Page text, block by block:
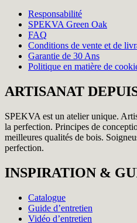
Responsabilité
SPEKVA Green Oak
FAQ
Conditions de vente et de
Garantie de 30 Ans
Politique en matière de
ARTISANAT
SPEKVA est un atelier unique.
la perfection. Principes de
meilleures qualités de bois.
perfection.
INSPIRATION &
Catalogue
Guide d’entretien
Vidéo d’entretien